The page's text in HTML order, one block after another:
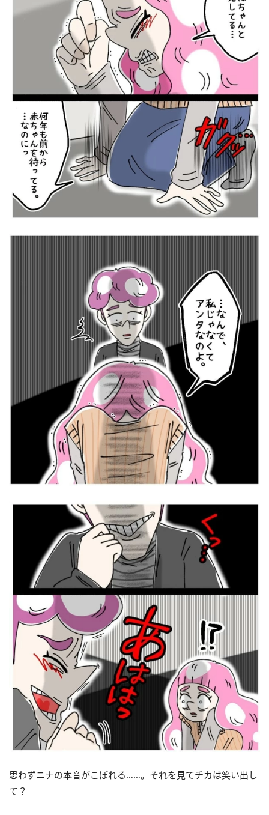
思わずニナの本音がこぼれる……。それを見てチカは笑い出し
て？